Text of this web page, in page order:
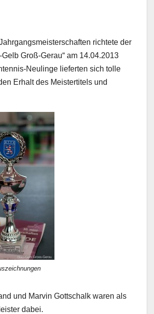
richtete der
Gelb Groß-Gerau“ am 14.04.2013
Neulinge lieferten sich tolle
Erhalt des Meistertitels und
und Marvin Gottschalk waren als
dabei.